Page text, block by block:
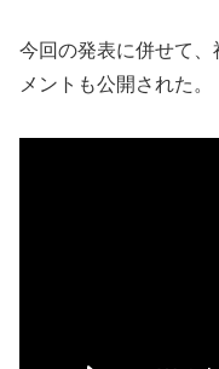
今回の発表に併せて
メントも公開された。